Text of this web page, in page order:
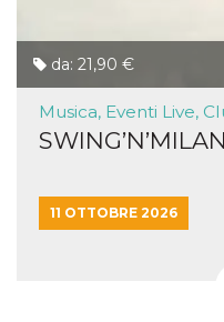
da: 21,90 €
Musica, Eventi Live,
11 OTTOBRE 2026